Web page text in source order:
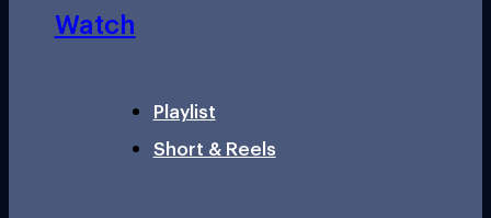
Watch
Playlist
Short & Reels